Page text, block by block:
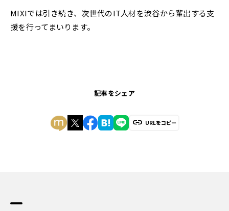
MIXIでは引き続き、次世代のIT人材を渋谷から輩出する支
援を行ってまいります。
記事をシェア
URLをコピー